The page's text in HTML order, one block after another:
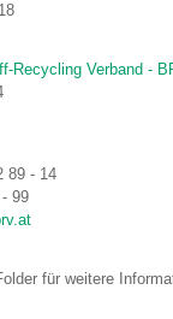
Recycling Verband -
89 - 14
99
für weitere